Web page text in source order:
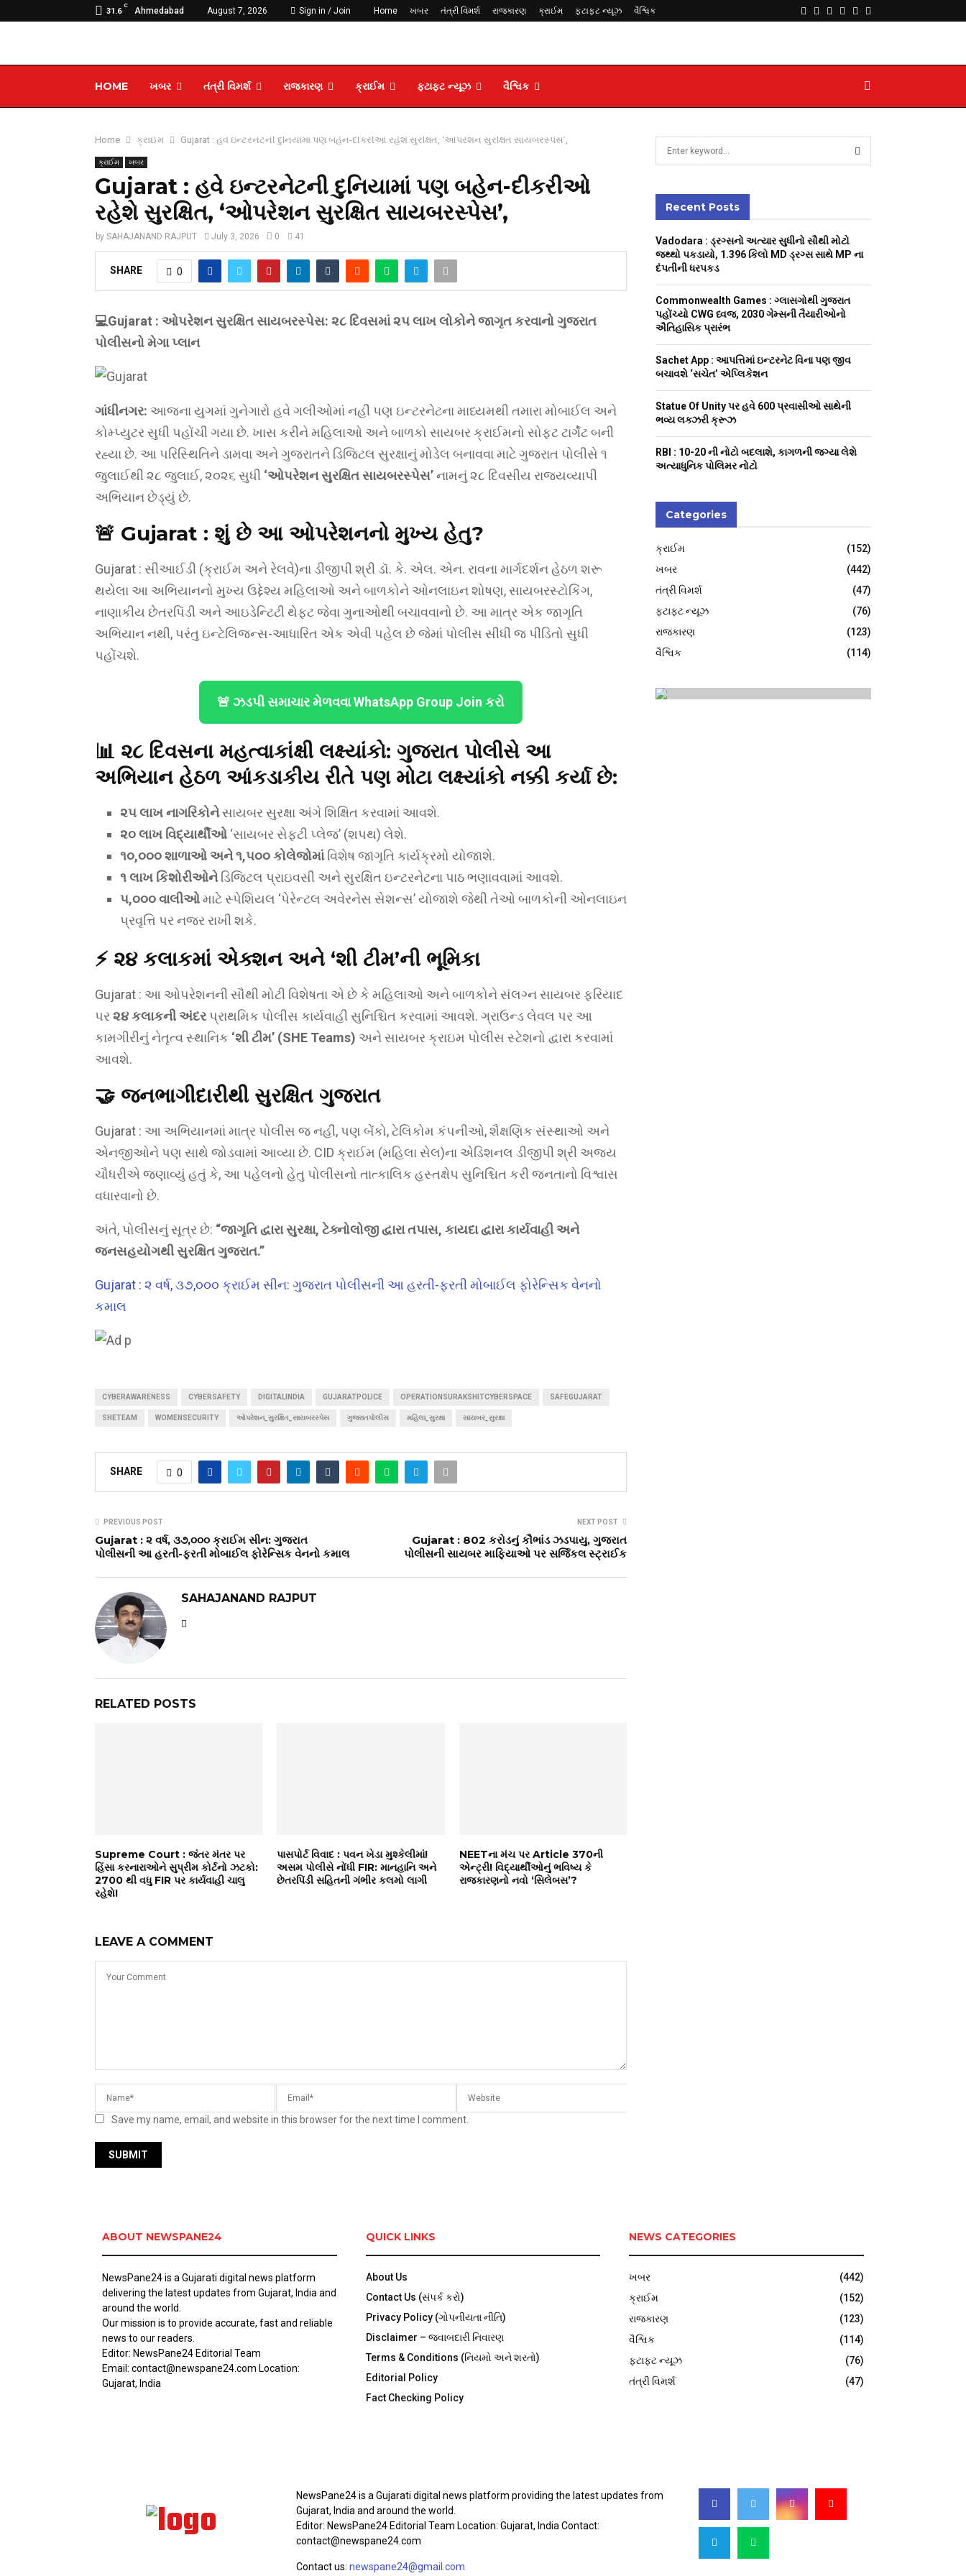
31.6
C
Ahmedabad August 7, 2026 Sign in / Join Home ખબર તંત્રી વિમર્શ રાજકારણ ક્રાઈમ ફટાફટ ન્યૂઝ વૈશ્વિક Facebook
TwitterInstagram
YoutubeTelegram
HOME ખબર તંત્રી વિમર્શ રાજકારણ ક્રાઈમ ફટાફટ ન્યૂઝ વૈશ્વિક
Home ક્રાઈમ Gujarat : હવે ઇન્ટરનેટની દુનિયામાં પણ બહેન-દીકરીઓ રહેશે સુરક્ષિત, ‘ઓપરેશન સુરક્ષિત સાયબરસ્પેસ’,
ક્રાઈમ ખબર
Gujarat : હવે ઇન્ટરનેટની દુનિયામાં પણ બહેન-દીકરીઓ
રહેશે સુરક્ષિત, ‘ઓપરેશન સુરક્ષિત સાયબરસ્પેસ’,
by SAHAJANAND RAJPUT July 3, 2026 0 41
SHARE 0
💻Gujarat : ઓપરેશન સુરક્ષિત સાયબરસ્પેસ: ૨૮ દિવસમાં ૨૫ લાખ લોકોને જાગૃત કરવાનો ગુજરાત
પોલીસનો મેગા પ્લાન
ગાંધીનગર: આજના યુગમાં ગુનેગારો હવે ગલીઓમાં નહીં પણ ઇન્ટરનેટના માધ્યમથી તમારા મોબાઈલ અને
કોમ્પ્યુટર સુધી પહોંચી ગયા છે. ખાસ કરીને મહિલાઓ અને બાળકો સાયબર ક્રાઈમનો સોફ્ટ ટાર્ગેટ બની
રહ્યા છે. આ પરિસ્થિતિને ડામવા અને ગુજરાતને ડિજિટલ સુરક્ષાનું મોડેલ બનાવવા માટે ગુજરાત પોલીસે ૧
જુલાઈથી ૨૮ જુલાઈ, ૨૦૨૬ સુધી ‘ઓપરેશન સુરક્ષિત સાયબરસ્પેસ’નામનું ૨૮ દિવસીય રાજ્યવ્યાપી
અભિયાન છેડ્યું છે.
🚨 Gujarat : શું છે આ ઓપરેશનનો મુખ્ય હેતુ?
Gujarat : સીઆઈડી (ક્રાઈમ અને રેલવે)ના ડીજીપી શ્રી ડૉ. કે. એલ. એન. રાવના માર્ગદર્શન હેઠળ શરૂ
થયેલા આ અભિયાનનો મુખ્ય ઉદ્દેશ્ય મહિલાઓ અને બાળકોને ઓનલાઇન શોષણ, સાયબરસ્ટોકિંગ,
નાણાકીય છેતરપિંડી અને આઇડેન્ટિટી થેફ્ટ જેવા ગુનાઓથી બચાવવાનો છે. આ માત્ર એક જાગૃતિ
અભિયાન નથી, પરંતુ ઇન્ટેલિજન્સ-આધારિત એક એવી પહેલ છે જેમાં પોલીસ સીધી જ પીડિતો સુધી
પહોંચશે.
🚨 ઝડપી સમાચાર મેળવવા WhatsApp Group Join કરો
📊 ૨૮ દિવસના મહત્વાકાંક્ષી લક્ષ્યાંકો: ગુજરાત પોલીસે આ
અભિયાન હેઠળ આંકડાકીય રીતે પણ મોટા લક્ષ્યાંકો નક્કી કર્યા છે:
૨૫ લાખ નાગરિકોનેસાયબર સુરક્ષા અંગે શિક્ષિત કરવામાં આવશે.
૨૦ લાખ વિદ્યાર્થીઓ ‘સાયબર સેફ્ટી પ્લેજ’ (શપથ) લેશે.
૧૦,૦૦૦ શાળાઓ અને ૧,૫૦૦ કોલેજોમાંવિશેષ જાગૃતિ કાર્યક્રમો યોજાશે.
૧ લાખ કિશોરીઓનેડિજિટલ પ્રાઇવસી અને સુરક્ષિત ઇન્ટરનેટના પાઠ ભણાવવામાં આવશે.
૫,૦૦૦ વાલીઓમાટે સ્પેશિયલ ‘પેરેન્ટલ અવેરનેસ સેશન્સ’ યોજાશે જેથી તેઓ બાળકોની ઓનલાઇન
પ્રવૃત્તિ પર નજર રાખી શકે.
⚡ ૨૪ કલાકમાં એક્શન અને ‘શી ટીમ’ની ભૂમિકા
Gujarat : આ ઓપરેશનની સૌથી મોટી વિશેષતા એ છે કે મહિલાઓ અને બાળકોને સંલગ્ન સાયબર ફરિયાદ
પર૨૪ કલાકની અંદરપ્રાથમિક પોલીસ કાર્યવાહી સુનિશ્ચિત કરવામાં આવશે. ગ્રાઉન્ડ લેવલ પર આ
કામગીરીનું નેતૃત્વ સ્થાનિક ‘શી ટીમ’ (SHE Teams) અને સાયબર ક્રાઇમ પોલીસ સ્ટેશનો દ્વારા કરવામાં
આવશે.
🤝 જનભાગીદારીથી સુરક્ષિત ગુજરાત
Gujarat : આ અભિયાનમાં માત્ર પોલીસ જ નહીં, પણ બેંકો, ટેલિકોમ કંપનીઓ, શૈક્ષણિક સંસ્થાઓ અને
એનજીઓને પણ સાથે જોડવામાં આવ્યા છે. CID ક્રાઈમ (મહિલા સેલ)ના એડિશનલ ડીજીપી શ્રી અજય
ચૌધરીએ જણાવ્યું હતું કે, આ પહેલનો હેતુ પોલીસનો તાત્કાલિક હસ્તક્ષેપ સુનિશ્ચિત કરી જનતાનો વિશ્વાસ
વધારવાનો છે.
અંતે, પોલીસનું સૂત્ર છે: “જાગૃતિ દ્વારા સુરક્ષા, ટેક્નોલોજી દ્વારા તપાસ, કાયદા દ્વારા કાર્યવાહી અને
જનસહયોગથી સુરક્ષિત ગુજરાત.”
Gujarat : ૨ વર્ષ, ૩૭,૦૦૦ ક્રાઈમ સીન: ગુજરાત પોલીસની આ હરતી-ફરતી મોબાઈલ ફોરેન્સિક વેનનો
કમાલ
CYBERAWARENESS CYBERSAFETY DIGITALINDIA GUJARATPOLICE OPERATIONSURAKSHITCYBERSPACE SAFEGUJARAT
SHETEAM WOMENSECURITY ઓપરેશન_સુરક્ષિત_સાયબરસ્પેસ ગુજરાતપોલીસ મહિલા_સુરક્ષા સાયબર_સુરક્ષા
SHARE 0
PREVIOUS POST
Gujarat : ૨ વર્ષ, ૩૭,૦૦૦ ક્રાઈમ સીન: ગુજરાત
પોલીસની આ હરતી-ફરતી મોબાઈલ ફોરેન્સિક વેનનો કમાલ
NEXT POST
Gujarat : ₹802 કરોડનું કૌભાંડ ઝડપાયુ, ગુજરાત
પોલીસની સાયબર માફિયાઓ પર સર્જિકલ સ્ટ્રાઈક
SAHAJANAND RAJPUT
RELATED POSTS
Supreme Court : જંતર મંતર પર
હિંસા કરનારાઓને સુપ્રીમ કોર્ટનો ઝટકો:
2700 થી વધુ FIR પર કાર્યવાહી ચાલુ
રહેશે!
પાસપોર્ટ વિવાદ : પવન ખેડા મુશ્કેલીમાં!
અસમ પોલીસે નોંધી FIR: માનહાનિ અને
છેતરપિંડી સહિતની ગંભીર કલમો લાગી
NEETના મંચ પર Article 370ની
એન્ટ્રી! વિદ્યાર્થીઓનું ભવિષ્ય કે
રાજકારણનો નવો ‘સિલેબસ’?
LEAVE A COMMENT
Save my name, email, and website in this browser for the next time I comment.
h
f
o
r
Recent Posts
Vadodara : ડ્રગ્સનો અત્યાર સુધીનો સૌથી મોટો
જથ્થો પકડાયો, 1.396 કિલો MD ડ્રગ્સ સાથે MP ના
દંપતીની ધરપકડ
Commonwealth Games : ગ્લાસગોથી ગુજરાત
પહોંચ્યો CWG ધ્વજ, 2030 ગેમ્સની તૈયારીઓનો
ઐતિહાસિક પ્રારંભ
Sachet App : આપત્તિમાં ઇન્ટરનેટ વિના પણ જીવ
બચાવશે ‘સચેત’ એપ્લિકેશન
Statue Of Unity પર હવે 600 પ્રવાસીઓ સાથેની
ભવ્ય લક્ઝરી ક્રૂઝ
RBI : ₹10-20 ની નોટો બદલાશે, કાગળની જગ્યા લેશે
અત્યાધુનિક પોલિમર નોટો
Categories
ક્રાઈમ
(152)
ખબર
(442)
તંત્રી વિમર્શ
(47)
ફટાફટ ન્યૂઝ
(76)
રાજકારણ
(123)
વૈશ્વિક
(114)
ABOUT NEWSPANE24
NewsPane24 is a Gujarati digital news platform
delivering the latest updates from Gujarat, India and
around the world.
Our mission is to provide accurate, fast and reliable
news to our readers.
Editor: NewsPane24 Editorial Team
Email: contact@newspane24.com Location:
Gujarat, India
QUICK LINKS
About Us
Contact Us (સંપર્ક કરો)
Privacy Policy (ગોપનીયતા નીતિ)
Disclaimer – જવાબદારી નિવારણ
Terms & Conditions (નિયમો અને શરતો)
Editorial Policy
Fact Checking Policy
NEWS CATEGORIES
ખબર
(442)
ક્રાઈમ
(152)
રાજકારણ
(123)
વૈશ્વિક
(114)
ફટાફટ ન્યૂઝ
(76)
તંત્રી વિમર્શ
(47)
NewsPane24 is a Gujarati digital news platform providing the latest updates from
Gujarat, India and around the world.
Editor: NewsPane24 Editorial Team Location: Gujarat, India Contact:
contact@newspane24.com
Contact us: newspane24@gmail.com